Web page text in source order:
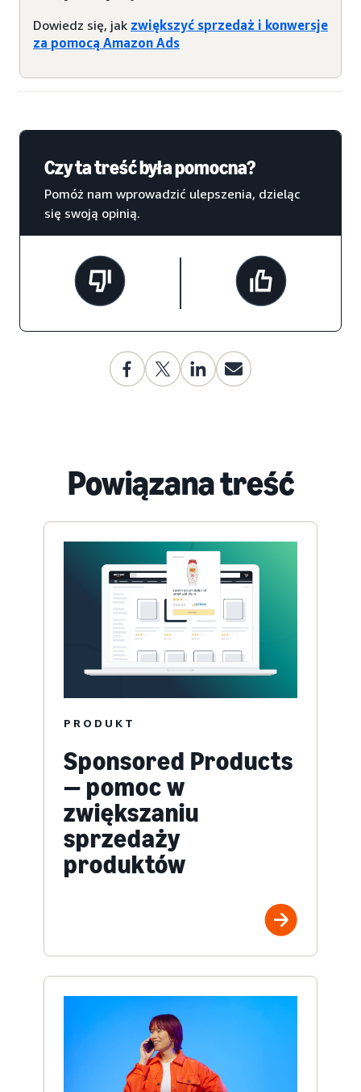
Dowiedz się, jak zwiększyć sprzedaż i konwersje
za pomocą Amazon Ads
Czy ta treść była pomocna?
Pomóż nam wprowadzić ulepszenia, dzieląc
się swoją opinią.
Powiązana treść
PRODUKT
Sponsored Products
— pomoc w
zwiększaniu
sprzedaży
produktów